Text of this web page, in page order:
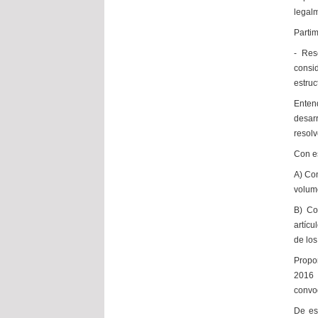
-
Con
A)
B)
de
2016
De